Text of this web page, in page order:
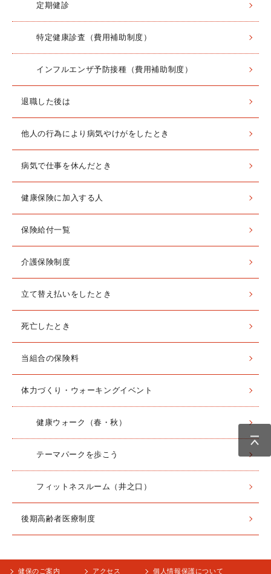
定期健診
特定健康診査（費用補助制度）
インフルエンザ予防接種（費用補助制度）
退職した後は
他人の行為により病気やけがをしたとき
病気で仕事を休んだとき
健康保険に加入する人
保険給付一覧
介護保険制度
立て替え払いをしたとき
死亡したとき
当組合の保険料
体力づくり・ウォーキングイベント
健康ウォーク（春・秋）
テーマパークを歩こう
フィットネスルーム（井之口）
後期高齢者医療制度
健保のご案内 アクセス 個人情報保護について